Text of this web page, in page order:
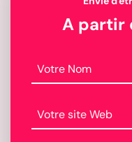
A partir